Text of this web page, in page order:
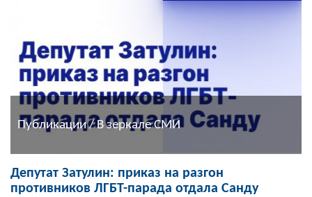
Публикации / В зеркале СМИ
Депутат Затулин: приказ на разгон
противников ЛГБТ-парада отдала Санду